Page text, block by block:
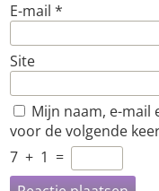
E-mail *
Site
Mijn naam, e-mail
voor de volgende
7 + 1 =